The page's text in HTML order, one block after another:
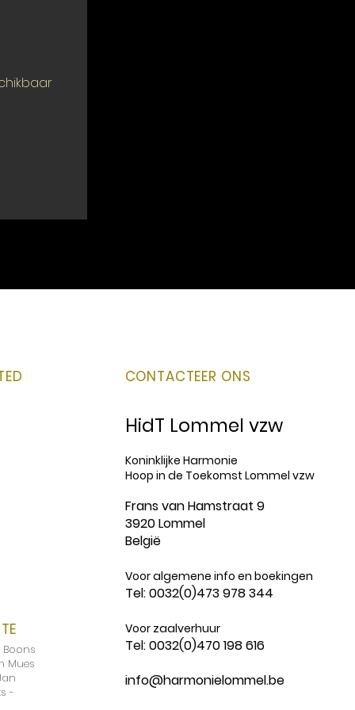
Mues
-
CONTACTEER ONS
HidT Lommel vzw
Koninklijke Harmonie
Hoop in de Toekomst Lommel vzw
Frans van Hamstraat 9
3920 Lommel
België
Voor algemene info en boekingen
Tel: 0032(0)473 978 344
Voor zaalverhuur
Tel: 0032(0)470 198 616
info@harmonielommel.be